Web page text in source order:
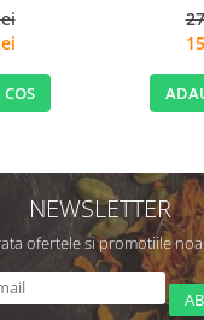
Vitadote
NEWSLETTER
ofertele si promotiile